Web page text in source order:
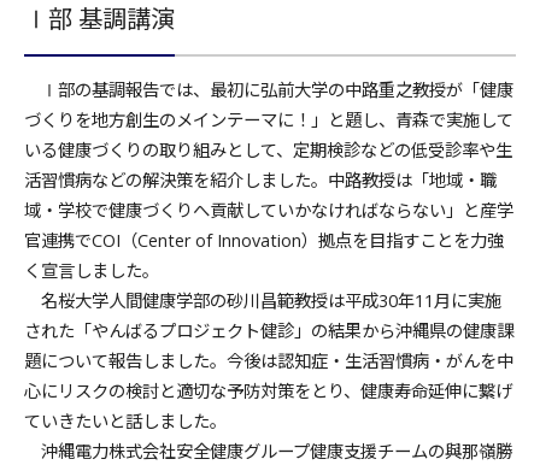
Ⅰ部 基調講演
Ⅰ部の基調報告では、最初に弘前大学の中路重之教授が「健康
づくりを地方創生のメインテーマに！」と題し、青森で実施して
いる健康づくりの取り組みとして、定期検診などの低受診率や生
活習慣病などの解決策を紹介しました。中路教授は「地域・職
域・学校で健康づくりへ貢献していかなければならない」と産学
官連携でCOI（Center of Innovation）拠点を目指すことを力強
く宣言しました。
名桜大学人間健康学部の砂川昌範教授は平成30年11月に実施
された「やんばるプロジェクト健診」の結果から沖縄県の健康課
題について報告しました。今後は認知症・生活習慣病・がんを中
心にリスクの検討と適切な予防対策をとり、健康寿命延伸に繋げ
ていきたいと話しました。
沖縄電力株式会社安全健康グループ健康支援チームの與那嶺勝